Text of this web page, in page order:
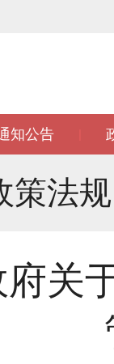
知公告
策法规
关